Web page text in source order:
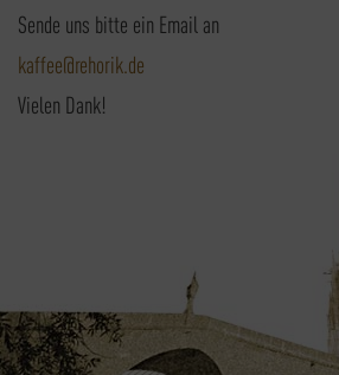
Sende uns bitte ein Email an
kaffee@rehorik.de
Vielen Dank!